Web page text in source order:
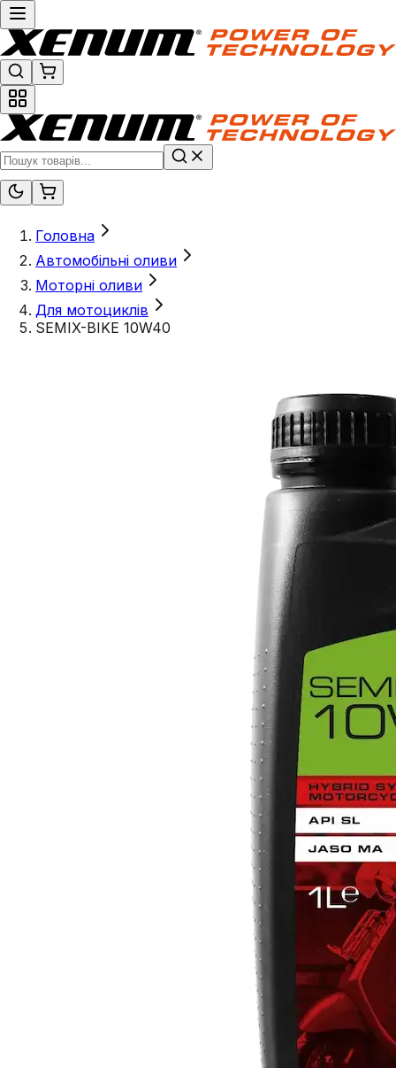
Головна
Автомобільні оливи
Моторні оливи
Для мотоциклів
SEMIX-BIKE 10W40